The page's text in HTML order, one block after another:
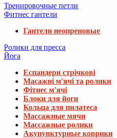
Тренировочные петли
Фитнес гантели
Гантели неопреновые
Ролики для пресса
Йога
Еспандери стрічкові
Масажні м'ячі та ролики
Фітнес м'ячі
Блоки для йоги
Кольца для пилатеса
Массажные мячи
Массажные ролики
Акупунктурные коврики